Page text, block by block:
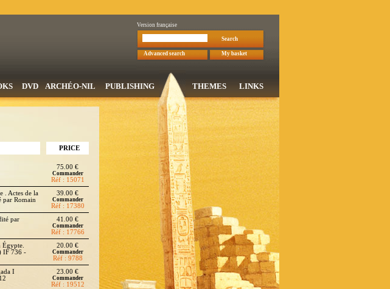
Version française
Search
Advanced search My basket
DVD ARCHÉO-NIL PUBLISHING THEMES LINKS
PRICE
75.00 €
Commander
Réf : 15071
. Actes de la
par Romain
39.00 €
Commander
Réf : 17380
par
41.00 €
Commander
Réf : 17766
Égypte.
IF 736 -
20.00 €
Commander
Réf : 9788
I
23.00 €
Commander
Réf : 19512